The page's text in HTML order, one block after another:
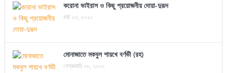
করোনা ভাইরাস ও কিছু প্রয়োজনীয় দোয়া-দুরূদ
মার্চ ২৩, ২০২০
মোনাজাতে মকবুল শায়খে বর্ণভী (রহ)
ফেব্রুয়ারি ০৮, ২০২০